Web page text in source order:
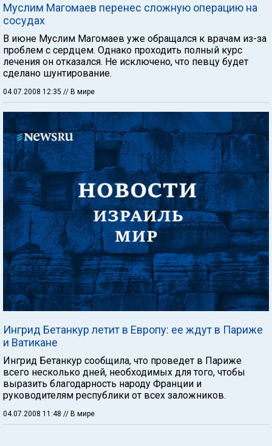
Муслим Магомаев перенес сложную операцию на
сосудах
В июне Муслим Магомаев уже обращался к врачам из-за
проблем с сердцем. Однако проходить полный курс
лечения он отказался. Не исключено, что певцу будет
сделано шунтирование.
04.07.2008 12:35 // В мире
Ингрид Бетанкур летит в Европу: ее ждут в Париже
и Ватикане
Ингрид Бетанкур сообщила, что проведет в Париже
всего несколько дней, необходимых для того, чтобы
выразить благодарность народу Франции и
руководителям республики от всех заложников.
04.07.2008 11:48 // В мире